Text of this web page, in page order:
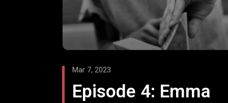
Kontakt os | bam-bus.dk
(19) Byggeriets Arbejdsmiljøbus - YouTube
Arbejdstilsynet (at.dk)
Under Hjelmene podcast | Podcast on
Spotify
Under Hjelmene podcast on Apple
Episode 4: Emma
Mar 7, 2023